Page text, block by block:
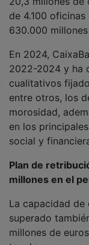
de 4.100
630.000
2022-2024 y ha
cualitativos
entre otros, los
morosidad,
en los
social y
millones en el
superado
millones de
tras los